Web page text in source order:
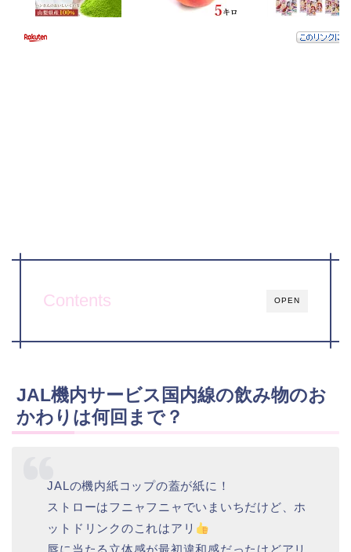
OPEN
Contents
JAL機内サービス国内線の飲み物のお
かわりは何回まで？
JALの機内紙コップの蓋が紙に！
ストローはフニャフニャでいまいちだけど、ホ
ットドリンクのこれはアリ